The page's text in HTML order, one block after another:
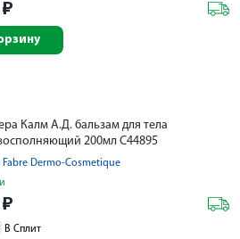
₽
Калм А.Д. бальзам для тела
200мл C44895
Fabre Dermo-Cosmetique
₽
В Сплит